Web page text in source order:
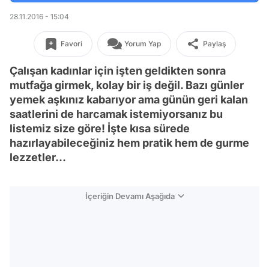
28.11.2016 - 15:04
Favori Yorum Yap Paylaş
Çalışan kadınlar için işten geldikten sonra
mutfağa girmek, kolay bir iş değil. Bazı günler
yemek aşkınız kabarıyor ama günün geri kalan
saatlerini de harcamak istemiyorsanız bu
listemiz size göre! İşte kısa sürede
hazırlayabileceğiniz hem pratik hem de gurme
lezzetler…
İçeriğin Devamı Aşağıda